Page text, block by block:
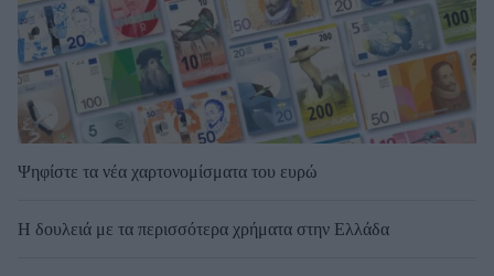
Ψηφίστε τα νέα χαρτονομίσματα του ευρώ
Η δουλειά με τα περισσότερα χρήματα στην Ελλάδα